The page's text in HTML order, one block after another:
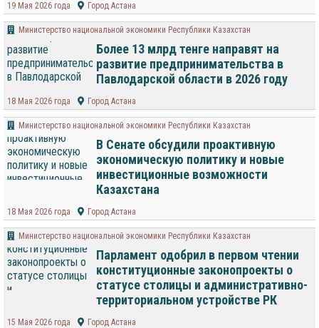
19 Мая 2026 года Город Астана
Министерство национальной экономики Республики Казахстан
Более 13 млрд тенге направят на
развитие предпринимательства в
Павлодарской области в 2026 году
18 Мая 2026 года Город Астана
Министерство национальной экономики Республики Казахстан
В Сенате обсудили проактивную
экономическую политику и новые
инвестиционные возможности
Казахстана
18 Мая 2026 года Город Астана
Министерство национальной экономики Республики Казахстан
Парламент одобрил в первом чтении
конституционные законопроекты о
статусе столицы и административно-
территориальном устройстве РК
15 Мая 2026 года Город Астана